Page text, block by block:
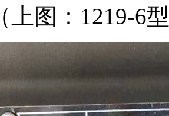
（上图：1219-6